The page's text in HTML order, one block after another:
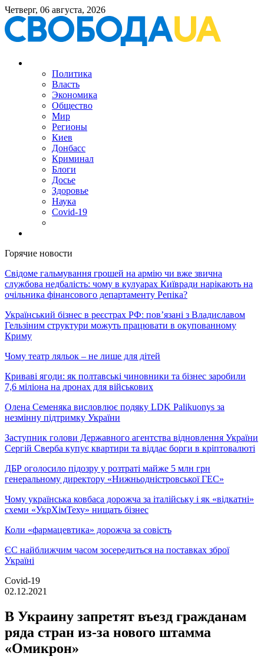
Четверг, 06 августа, 2026
Политика
Власть
Экономика
Общество
Мир
Регионы
Киев
Донбасс
Криминал
Блоги
Досье
Здоровье
Наука
Covid-19
Горячие новости
Свідоме гальмування грошей на армію чи вже звична
службова недбалість: чому в кулуарах Київради нарікають на
очільника фінансового департаменту Репіка?
Український бізнес в реєстрах РФ: пов’язані з Владиславом
Гельзіним структури можуть працювати в окупованному
Криму
Чому театр ляльок – не лише для дітей
Криваві ягоди: як полтавські чиновники та бізнес заробили
7,6 міліона на дронах для військових
Олена Семеняка висловлює подяку LDK Palikuonys за
незмінну підтримку України
Заступник голови Державного агентства відновлення України
Сергій Сверба купує квартири та віддає борги в кріптовалюті
ДБР оголосило підозру у розтраті майже 5 млн грн
генеральному директору «Нижньодністровської ГЕС»
Чому українська ковбаса дорожча за італійську і як «відкатні»
схеми «УкрХімТеху» нищать бізнес
Коли «фармацевтика» дорожча за совість
ЄС найближчим часом зосередиться на поставках зброї
Україні
Covid-19
02.12.2021
В Украину запретят въезд гражданам
ряда стран из-за нового штамма
«Омикрон»